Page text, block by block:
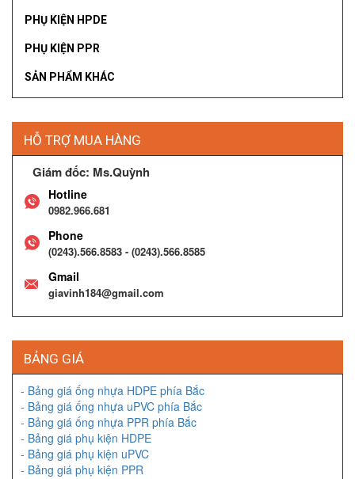
PHỤ KIỆN HPDE
PHỤ KIỆN PPR
SẢN PHẨM KHÁC
HỖ TRỢ MUA HÀNG
Giám đốc: Ms.Quỳnh
Hotline
0982.966.681
Phone
(0243).566.8583 - (0243).566.8585
Gmail
giavinh184@gmail.com
BẢNG GIÁ
- Bảng giá ống nhựa HDPE phía Bắc
- Bảng giá ống nhựa uPVC phía Bắc
- Bảng giá ống nhựa PPR phía Bắc
- Bảng giá phụ kiện HDPE
- Bảng giá phụ kiện uPVC
- Bảng giá phụ kiện PPR